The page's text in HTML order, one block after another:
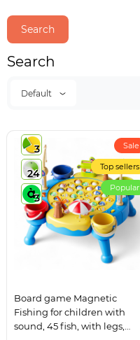
Search
Default
3
24
3
Sale
Top sellers
Popular
Board game Magnetic
Fishing for children with
sound, 45 fish, with legs,